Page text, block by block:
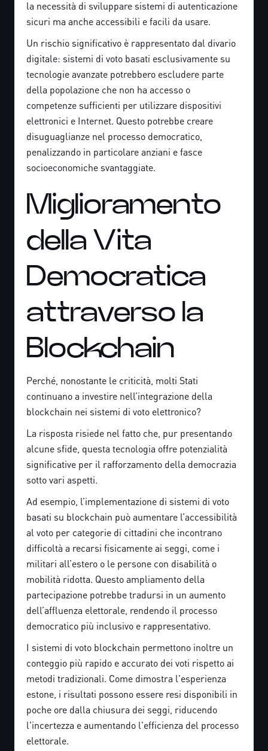
la necessità di sviluppare sistemi di autenticazione
sicuri ma anche accessibili e facili da usare.
Un rischio significativo è rappresentato dal divario
digitale: sistemi di voto basati esclusivamente su
tecnologie avanzate potrebbero escludere parte
della popolazione che non ha accesso o
competenze sufficienti per utilizzare dispositivi
elettronici e Internet. Questo potrebbe creare
disuguaglianze nel processo democratico,
penalizzando in particolare anziani e fasce
socioeconomiche svantaggiate.
Miglioramento
della Vita
Democratica
attraverso la
Blockchain
Perché, nonostante le criticità, molti Stati
continuano a investire nell’integrazione della
blockchain nei sistemi di voto elettronico?
La risposta risiede nel fatto che, pur presentando
alcune sfide, questa tecnologia offre potenzialità
significative per il rafforzamento della democrazia
sotto vari aspetti.
Ad esempio, l’implementazione di sistemi di voto
basati su blockchain può aumentare l’accessibilità
al voto per categorie di cittadini che incontrano
difficoltà a recarsi fisicamente ai seggi, come i
militari all’estero o le persone con disabilità o
mobilità ridotta. Questo ampliamento della
partecipazione potrebbe tradursi in un aumento
dell’affluenza elettorale, rendendo il processo
democratico più inclusivo e rappresentativo.
I sistemi di voto blockchain permettono inoltre un
conteggio più rapido e accurato dei voti rispetto ai
metodi tradizionali. Come dimostra l'esperienza
estone, i risultati possono essere resi disponibili in
poche ore dalla chiusura dei seggi, riducendo
l'incertezza e aumentando l'efficienza del processo
elettorale.